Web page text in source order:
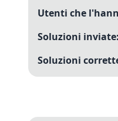
Utenti che
Soluzioni inviate:
Soluzioni